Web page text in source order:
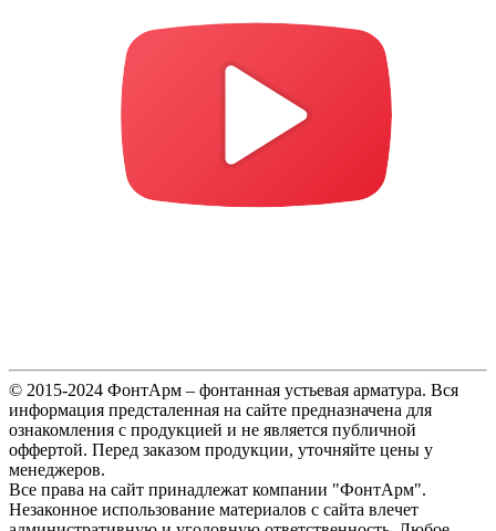
© 2015-2024 ФонтАрм – фонтанная устьевая арматура. Вся
информация предсталенная на сайте предназначена для
ознакомления с продукцией и не является публичной
оффертой. Перед заказом продукции, уточняйте цены у
менеджеров.
Все права на сайт принадлежат компании "ФонтАрм".
Незаконное использование материалов с сайта влечет